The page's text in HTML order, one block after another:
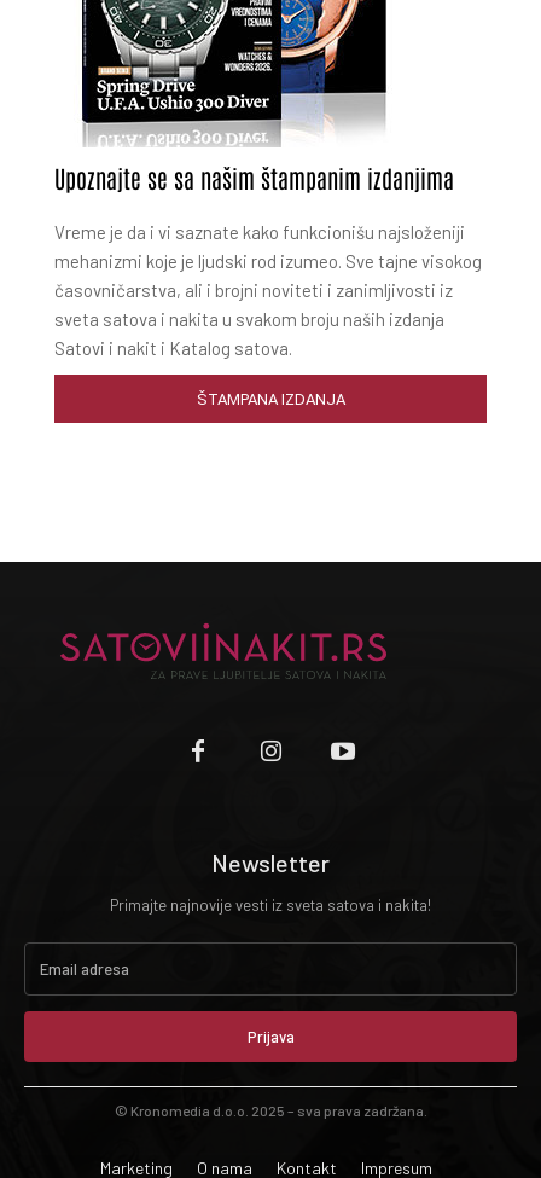
Upoznajte se sa našim štampanim izdanjima
Vreme je da i vi saznate kako funkcionišu najsloženiji
mehanizmi koje je ljudski rod izumeo. Sve tajne visokog
časovničarstva, ali i brojni noviteti i zanimljivosti iz
sveta satova i nakita u svakom broju naših izdanja
Satovi i nakit i Katalog satova.
ŠTAMPANA IZDANJA
Newsletter
Primajte najnovije vesti iz sveta satova i nakita!
Prijava
© Kronomedia d.o.o. 2025 – sva prava zadržana.
Marketing O nama Kontakt Impresum